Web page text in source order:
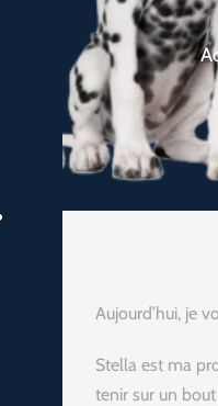
Aujourd’hui, je
Stella est ma
tenir sur un bout